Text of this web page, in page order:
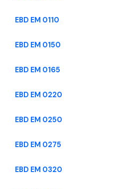
EBD EM 0110
EBD EM 0150
EBD EM 0165
EBD EM 0220
EBD EM 0250
EBD EM 0275
EBD EM 0320